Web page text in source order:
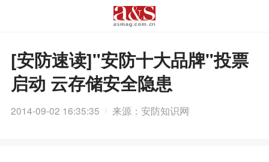
[安防速读]"安防十大品牌"投票
启动 云存储安全隐患
2014-09-02 16:35:35 来源：安防知识网